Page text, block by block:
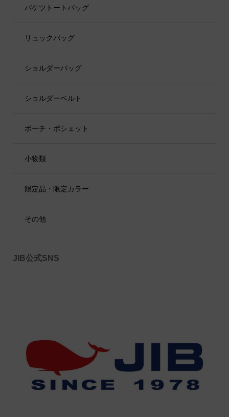
バケツトートバッグ
リュックバッグ
ショルダーバッグ
ショルダーベルト
ポーチ・ポシェット
小物類
限定品・限定カラー
その他
JIB公式SNS